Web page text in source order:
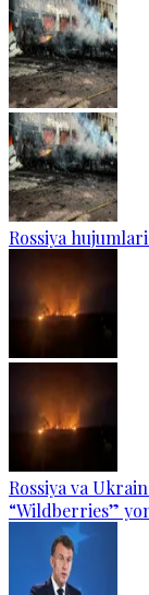
Rossiya
Rossiya va
“Wildberries”